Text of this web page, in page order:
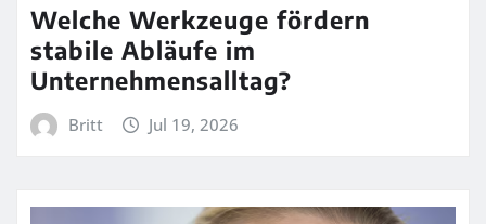
Welche Werkzeuge fördern
stabile Abläufe im
Unternehmensalltag?
Britt Jul 19, 2026